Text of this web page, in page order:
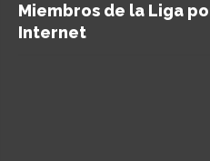
Miembros de la Liga
Internet